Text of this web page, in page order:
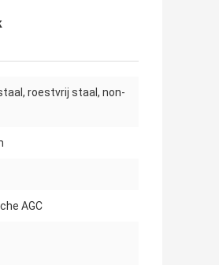
roestvrij staal, non-
AGC